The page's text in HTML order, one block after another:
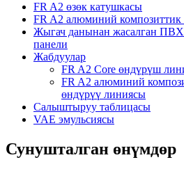
FR A2 өзөк катушкасы
FR A2 алюминий композиттик
Жыгач данынан жасалган ПВХ
панели
Жабдуулар
FR A2 Core өндүрүш
FR A2 алюминий
өндүрүү линиясы
Салыштыруу таблицасы
VAE эмульсиясы
Сунушталган өнүмдөр